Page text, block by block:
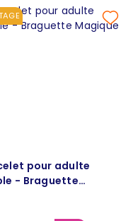
pour adulte
- Braguette